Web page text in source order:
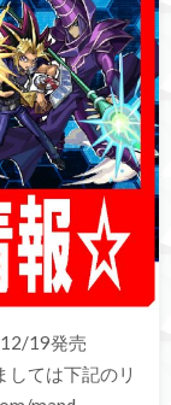
19発売
しては下記のリ